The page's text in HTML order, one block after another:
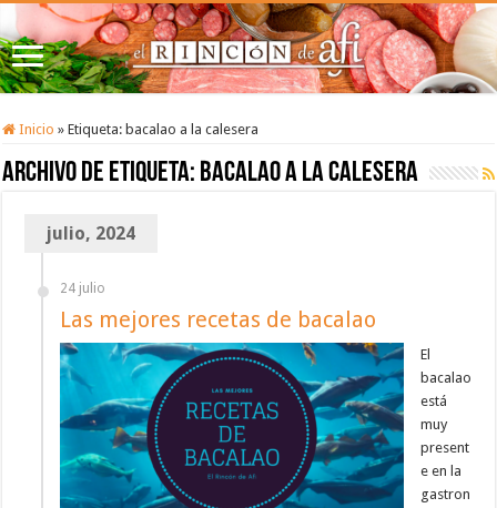
Inicio » Etiqueta: bacalao a la calesera
Archivo de etiqueta: bacalao a la calesera
julio, 2024
24 julio
Las mejores recetas de bacalao
El
bacalao
está
muy
present
e en la
gastron